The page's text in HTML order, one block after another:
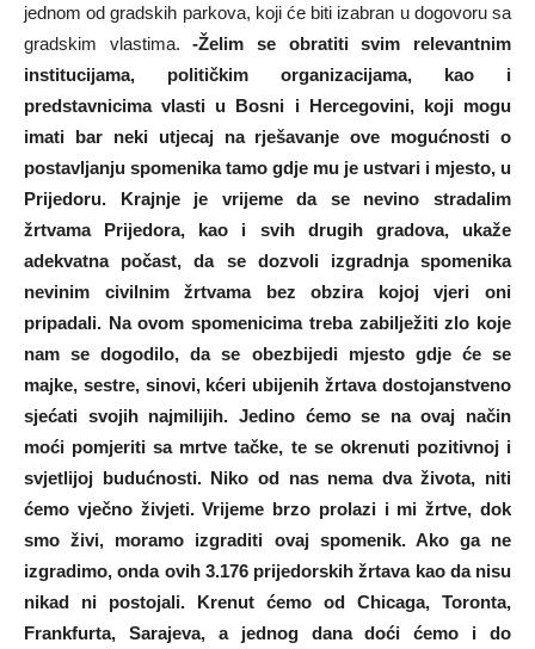
jednom od gradskih parkova, koji će biti izabran u dogovoru sa
gradskim vlastima.-Želim se obratiti svim relevantnim
institucijama, političkim organizacijama, kao i
predstavnicima vlasti u Bosni i Hercegovini, koji mogu
imati bar neki utjecaj na rješavanje ove mogućnosti o
postavljanju spomenika tamo gdje mu je ustvari i mjesto, u
Prijedoru. Krajnje je vrijeme da se nevino stradalim
žrtvama Prijedora, kao i svih drugih gradova, ukaže
adekvatna počast, da se dozvoli izgradnja spomenika
nevinim civilnim žrtvama bez obzira kojoj vjeri oni
pripadali. Na ovom spomenicima treba zabilježiti zlo koje
nam se dogodilo, da se obezbijedi mjesto gdje će se
majke, sestre, sinovi, kćeri ubijenih žrtava dostojanstveno
sjećati svojih najmilijih. Jedino ćemo se na ovaj način
moći pomjeriti sa mrtve tačke, te se okrenuti pozitivnoj i
svjetlijoj budućnosti. Niko od nas nema dva života, niti
ćemo vječno živjeti. Vrijeme brzo prolazi i mi žrtve, dok
smo živi, moramo izgraditi ovaj spomenik. Ako ga ne
izgradimo, onda ovih 3.176 prijedorskih žrtava kao da nisu
nikad ni postojali. Krenut ćemo od Chicaga, Toronta,
Frankfurta, Sarajeva, a jednog dana doći ćemo i do